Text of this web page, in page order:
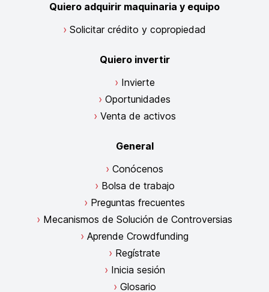
Quiero adquirir maquinaria y equipo
Solicitar crédito y copropiedad
Quiero invertir
Invierte
Oportunidades
Venta de activos
General
Conócenos
Bolsa de trabajo
Preguntas frecuentes
Mecanismos de Solución de Controversias
Aprende Crowdfunding
Regístrate
Inicia sesión
Glosario